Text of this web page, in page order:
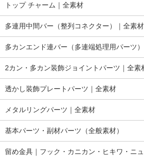
トップ チャーム｜全素材
多連用中間バー（整列コネクター）｜全素材
多カンエンド連バー（多連端処理用パーツ
2カン・多カン装飾ジョイントパーツ｜全素
透かし装飾プレートパーツ｜全素材
メタルリングパーツ｜全素材
基本パーツ・副材パーツ（全般素材）
留め金具｜フック・カニカン・ヒキワ・ニ